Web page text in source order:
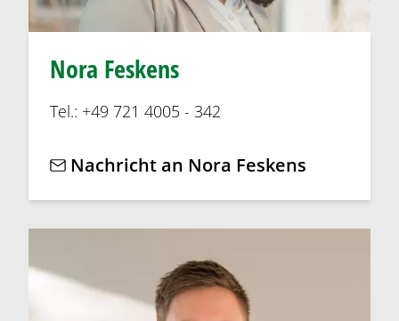
Nora Feskens
Tel.: +49 721 4005 - 342
Nachricht an Nora Feskens